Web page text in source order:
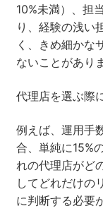
10%未満）、担
り、経験の浅い
く、きめ細かな
ないことがあり
代理店を選ぶ際
例えば、運用手
合、単純に15%
れの代理店がど
してどれだけの
に判断する必要